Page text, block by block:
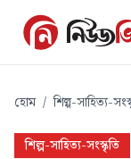
হোম / শিল্প-সাহিত্য-
শিল্প-সাহিত্য-সংস্কৃতি